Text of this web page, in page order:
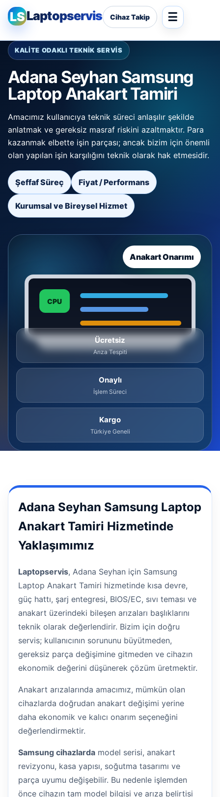
LSLaptopservis Cihaz Takip
KALİTE ODAKLI TEKNİK SERVİS
Adana Seyhan Samsung
Laptop Anakart Tamiri
Amacımız kullanıcıya teknik süreci anlaşılır şekilde
anlatmak ve gereksiz masraf riskini azaltmaktır. Para
kazanmak elbette işin parçası; ancak bizim için önemli
olan yapılan işin karşılığını teknik olarak hak etmesidir.
Şeffaf Süreç Fiyat / Performans
Kurumsal ve Bireysel Hizmet
CPU
Anakart Onarımı
Ücretsiz
Arıza Tespiti
Onaylı
İşlem Süreci
Kargo
Türkiye Geneli
Adana Seyhan Samsung Laptop
Anakart Tamiri Hizmetinde
Yaklaşımımız
Laptopservis, Adana Seyhan için Samsung
Laptop Anakart Tamiri hizmetinde kısa devre,
güç hattı, şarj entegresi, BIOS/EC, sıvı teması ve
anakart üzerindeki bileşen arızaları başlıklarını
teknik olarak değerlendirir. Bizim için doğru
servis; kullanıcının sorununu büyütmeden,
gereksiz parça değişimine gitmeden ve cihazın
ekonomik değerini düşünerek çözüm üretmektir.
Anakart arızalarında amacımız, mümkün olan
cihazlarda doğrudan anakart değişimi yerine
daha ekonomik ve kalıcı onarım seçeneğini
değerlendirmektir.
Samsung cihazlarda model serisi, anakart
revizyonu, kasa yapısı, soğutma tasarımı ve
parça uyumu değişebilir. Bu nedenle işlemden
önce cihazın tam model bilgisi ve arıza belirtisi